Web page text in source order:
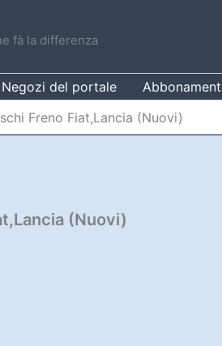
fà la differenza
Negozi del portale
Freno Fiat,Lancia (Nuovi)
(Nuovi)